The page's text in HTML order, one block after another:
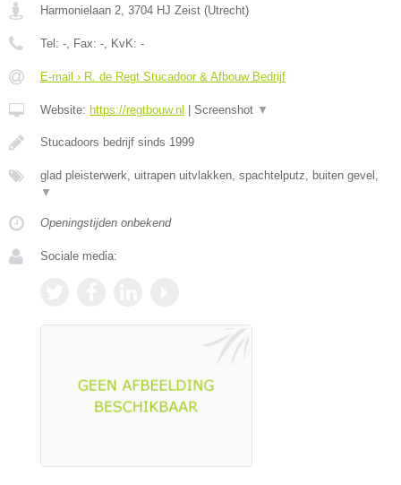
Harmonielaan 2, 3704 HJ Zeist (Utrecht)
Tel: -, Fax: -, KvK: -
E-mail › R. de Regt Stucadoor & Afbouw Bedrijf
Website: https://regtbouw.nl Screenshot ▼
Stucadoors bedrijf sinds 1999
glad pleisterwerk, uitrapen uitvlakken, spachtelputz, buiten gevel,
▼
Openingstijden onbekend
Sociale media: